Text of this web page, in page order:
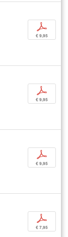
p
€ 9,95
p
€ 9,95
p
€ 9,95
p
€ 7,95